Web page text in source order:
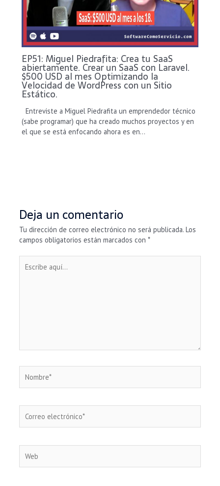
EP51: Miguel Piedrafita: Crea tu SaaS
abiertamente. Crear un SaaS con Laravel.
$500 USD al mes Optimizando la
Velocidad de WordPress con un Sitio
Estático.
Entreviste a Miguel Piedrafita un emprendedor técnico
(sabe programar) que ha creado muchos proyectos y en
el que se está enfocando ahora es en…
Deja un comentario
Tu dirección de correo electrónico no será publicada. Los
campos obligatorios están marcados con*
aquí...
electrónico*